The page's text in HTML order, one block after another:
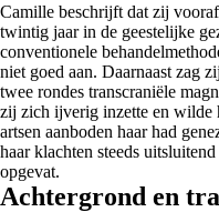
Camille beschrijft dat zij
twintig jaar in de geestelijke
conventionele
niet goed aan. Daarnaast zag
twee rondes transcraniële
zij zich ijverig inzette en wilde
artsen aanboden haar had
haar klachten steeds
opgevat.
Achtergrond en